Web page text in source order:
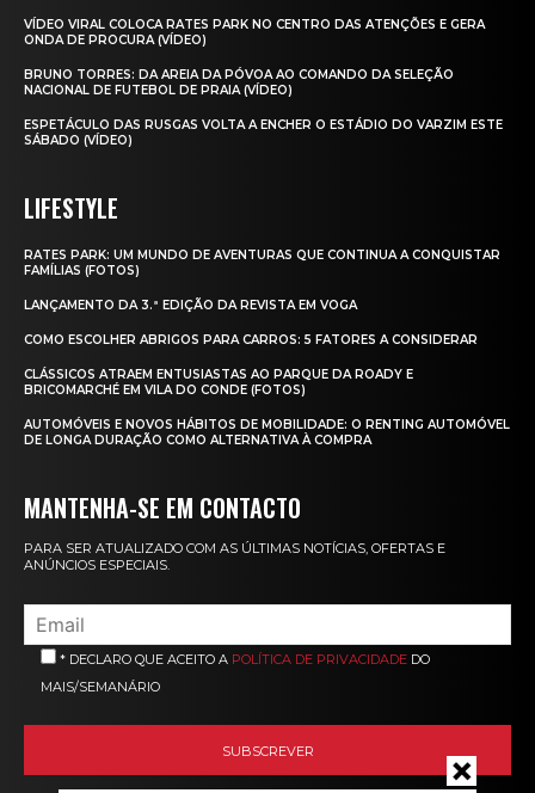
VÍDEO VIRAL COLOCA RATES PARK NO CENTRO DAS ATENÇÕES E GERA
ONDA DE PROCURA (VÍDEO)
BRUNO TORRES: DA AREIA DA PÓVOA AO COMANDO DA SELEÇÃO
NACIONAL DE FUTEBOL DE PRAIA (VÍDEO)
ESPETÁCULO DAS RUSGAS VOLTA A ENCHER O ESTÁDIO DO VARZIM ESTE
SÁBADO (VÍDEO)
LIFESTYLE
RATES PARK: UM MUNDO DE AVENTURAS QUE CONTINUA A CONQUISTAR
FAMÍLIAS (FOTOS)
LANÇAMENTO DA 3.ª EDIÇÃO DA REVISTA EM VOGA
COMO ESCOLHER ABRIGOS PARA CARROS: 5 FATORES A CONSIDERAR
CLÁSSICOS ATRAEM ENTUSIASTAS AO PARQUE DA ROADY E
BRICOMARCHÉ EM VILA DO CONDE (FOTOS)
AUTOMÓVEIS E NOVOS HÁBITOS DE MOBILIDADE: O RENTING AUTOMÓVEL
DE LONGA DURAÇÃO COMO ALTERNATIVA À COMPRA
MANTENHA-SE EM CONTACTO
PARA SER ATUALIZADO COM AS ÚLTIMAS NOTÍCIAS, OFERTAS E
ANÚNCIOS ESPECIAIS.
* DECLARO QUE ACEITO A POLÍTICA DE PRIVACIDADE DO
MAIS/SEMANÁRIO